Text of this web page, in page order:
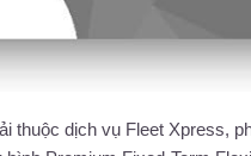
thuộc dịch vụ Fleet Xpress,